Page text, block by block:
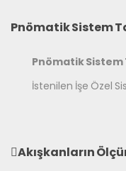
Pnömatik Sistem
Pnömatik Sistem
İstenilen İşe Özel
Akışkanların